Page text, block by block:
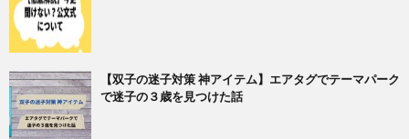
【双子の迷子対策 神アイテム】エアタグでテーマパーク
で迷子の３歳を見つけた話